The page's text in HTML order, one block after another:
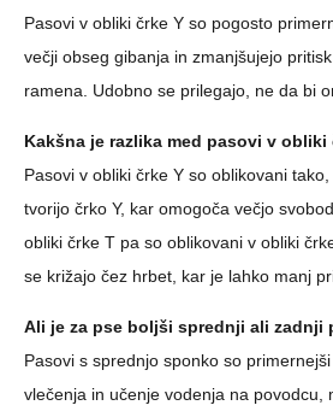
Pasovi v obliki črke Y so pogosto
večji obseg gibanja in zmanjšujejo
ramena. Udobno se prilegajo, ne da bi
Kakšna je razlika med pasovi v obliki
Pasovi v obliki črke Y so oblikovani
tvorijo črko Y, kar omogoča večjo
obliki črke T pa so oblikovani v obliki
se križajo čez hrbet, kar je lahko manj
Ali je za pse boljši sprednji ali zadnji
Pasovi s sprednjo sponko so
vlečenja in učenje vodenja na povodcu,